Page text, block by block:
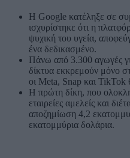
Η Google κατέληξε σε
ισχυρίστηκε ότι η
ψυχική του υγεία,
ένα δεδικασμένο.
Πάνω από 3.300 αγωγές
δίκτυα εκκρεμούν μόνο
οι Meta, Snap και TikTok
Η πρώτη δίκη, που
εταιρείες αμελείς και
αποζημίωση 4,2
εκατομμύρια δολάρια.